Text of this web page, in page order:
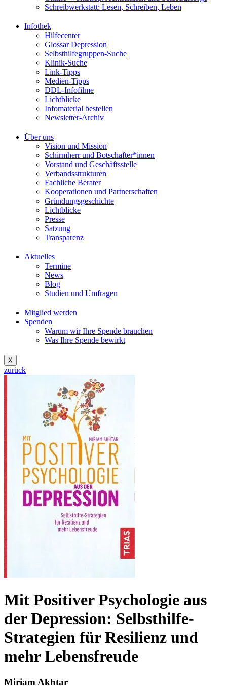
Schreibwerkstatt: Lesen, Schreiben, Leben
Infothek
Hilfecenter
Glossar Depression
Selbsthilfegruppen-Suche
Klinik-Suche
Link-Tipps
Medien-Tipps
DDL-Infofilme
Lichtblicke
Infomaterial bestellen
Newsletter-Archiv
Über uns
Vision und Mission
Schirmherr und Botschafter*innen
Vorstand und Geschäftsstelle
Verbandsstrukturen
Fachliche Berater
Kooperationen und Partnerschaften
Gründungsgeschichte
Lichtblicke
Presse
Satzung
Transparenz
Aktuelles
Termine
News
Blog
Studien und Umfragen
Mitglied werden
Spenden
Warum wir Ihre Spende brauchen
Was Ihre Spende bewirkt
X
zurück
Mit Positiver Psychologie aus
der Depression: Selbsthilfe-
Strategien für Resilienz und
mehr Lebensfreude
Miriam Akhtar